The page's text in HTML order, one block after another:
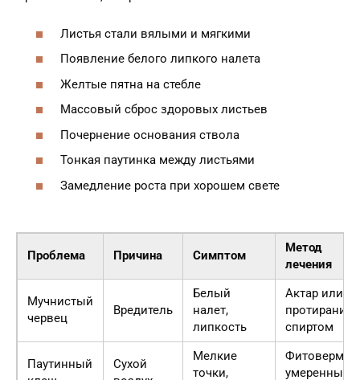
Листья стали вялыми и мягкими
Появление белого липкого налета
Желтые пятна на стебле
Массовый сброс здоровых листьев
Почернение основания ствола
Тонкая паутинка между листьями
Замедление роста при хорошем свете
Проблема Причина Симптом
Метод
лечения
Мучнистый
червец
Вредитель
Белый
налет,
липкость
Актар или
протирание
спиртом
Паутинный
Сухой
Мелкие
точки,
Фитоверм,
умеренный